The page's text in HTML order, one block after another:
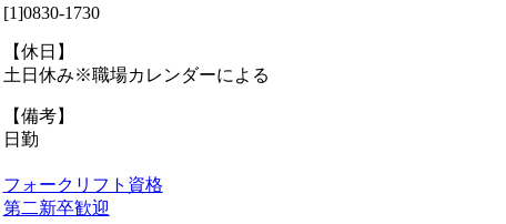
[1]0830-1730
【休日】
土日休み※職場カレンダーによる
【備考】
日勤
フォークリフト資格
第二新卒歓迎